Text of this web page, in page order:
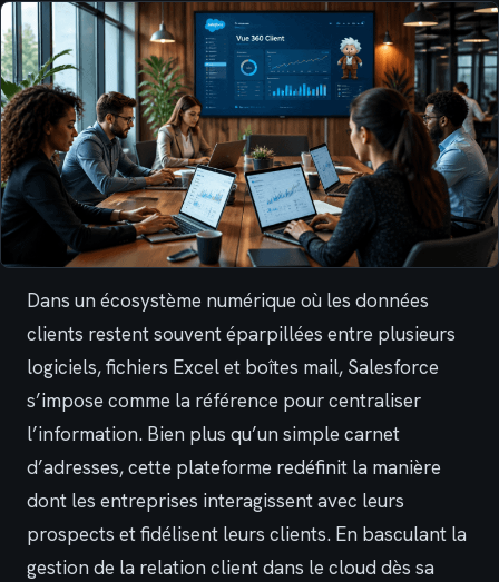
Dans un écosystème numérique où les données
clients restent souvent éparpillées entre plusieurs
logiciels, fichiers Excel et boîtes mail, Salesforce
s’impose comme la référence pour centraliser
l’information. Bien plus qu’un simple carnet
d’adresses, cette plateforme redéfinit la manière
dont les entreprises interagissent avec leurs
prospects et fidélisent leurs clients. En basculant la
gestion de la relation client dans le cloud dès sa